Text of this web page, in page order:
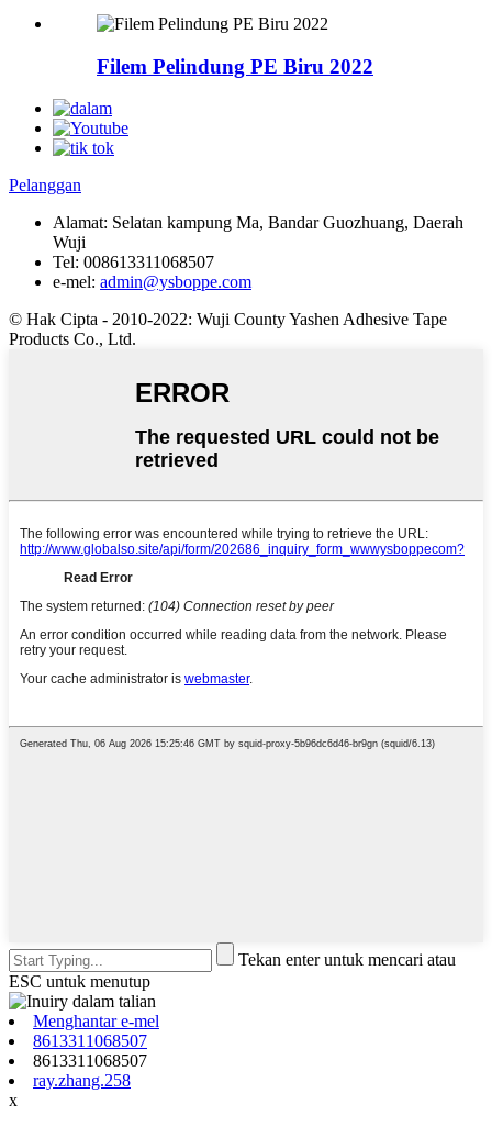
Filem Pelindung PE Biru 2022
Pelanggan
Alamat: Selatan kampung Ma, Bandar Guozhuang, Daerah
Wuji
Tel: 008613311068507
e-mel: admin@ysboppe.com
© Hak Cipta - 2010-2022: Wuji County Yashen Adhesive Tape
Products Co., Ltd.
Tekan enter untuk mencari atau
ESC untuk menutup
Menghantar e-mel
8613311068507
8613311068507
ray.zhang.258
x